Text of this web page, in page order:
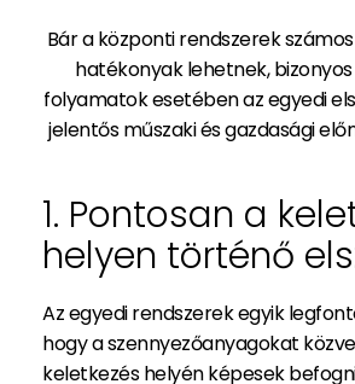
Bár a központi rendszerek
hatékonyak lehetnek,
folyamatok esetében az egyedi
jelentős műszaki és gazdasági
1. Pontosan a
helyen történő
Az egyedi rendszerek egyik
hogy a szennyezőanyagokat
keletkezés helyén képesek